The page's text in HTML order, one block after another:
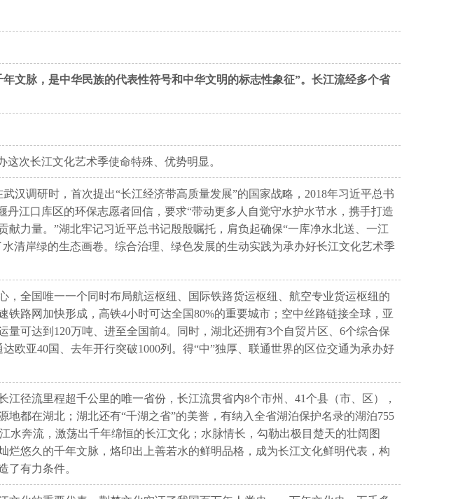
文脉，是中华民族的代表性符号和中华文明的标志性象征”。长江流经多个省
次长江文化艺术季使命特殊、优势明显。
汉调研时，首次提出“长江经济带高质量发展”的国家战略，2018年习近平总书
江口库区的环保志愿者回信，要求“带动更多人自觉守水护水节水，携手打造
力量。”湖北牢记习近平总书记殷殷嘱托，肩负起确保“一库净水北送、一江
清岸绿的生态画卷。综合治理、绿色发展的生动实践为承办好长江文化艺术季
全国唯一一个同时布局航运枢纽、国际铁路货运枢纽、航空专业货运枢纽的
路网加快形成，高铁4小时可达全国80%的重要城市；空中丝路链接全球，亚
可达到120万吨、进至全国前4。同时，湖北还拥有3个自贸片区、6个综合保
欧亚40国、去年开行突破1000列。得“中”独厚、联通世界的区位交通为承办好
径流里程超千公里的唯一省份，长江流贯省内8个市州、41个县（市、区），
都在湖北；湖北还有“千湖之省”的美誉，有纳入全省湖泊保护名录的湖泊755
水奔流，激荡出千年绵恒的长江文化；水脉情长，勾勒出极目楚天的壮阔图
悠久的千年文脉，烙印出上善若水的鲜明品格，成为长江文化鲜明代表，构
了有力条件。